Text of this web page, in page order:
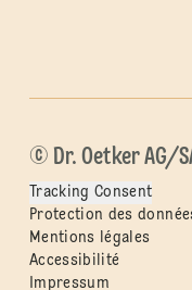
© Dr. Oetker AG/
Tracking Consent
Protection des
Mentions légales
Accessibilité
Impressum